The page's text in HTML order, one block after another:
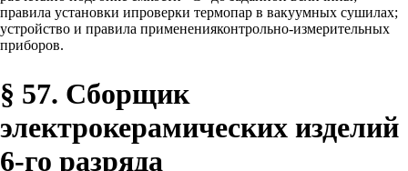
правила установки ипроверки термопар в вакуумных сушилах;
устройство и правила примененияконтрольно-измерительных
приборов.
§ 57. Сборщик
электрокерамических изделий
6-го разряда